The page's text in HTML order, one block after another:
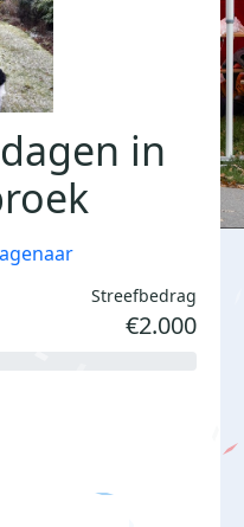
in
Streefbedrag
€2.000